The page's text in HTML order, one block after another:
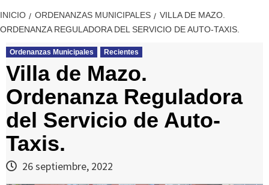
INICIO ORDENANZAS MUNICIPALES
VILLA DE MAZO.
ORDENANZA REGULADORA DEL SERVICIO DE AUTO-TAXIS.
Ordenanzas Municipales Recientes
Villa de Mazo.
Ordenanza Reguladora
del Servicio de Auto-
Taxis.
26 septiembre, 2022